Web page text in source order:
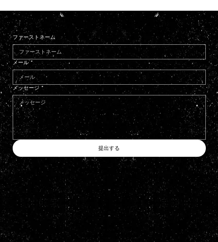
ファーストネーム
メール *
メッセージ *
提出する